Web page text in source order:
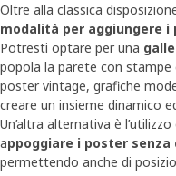
Oltre alla classica
modalità per aggiungere i
Potresti optare per una
popola la parete con
poster vintage, grafiche
creare un insieme dinamico
Un’altra alternativa è l’utilizzo
appoggiare i poster
permettendo anche di